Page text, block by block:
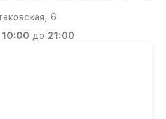
6
10:00 до 21:00